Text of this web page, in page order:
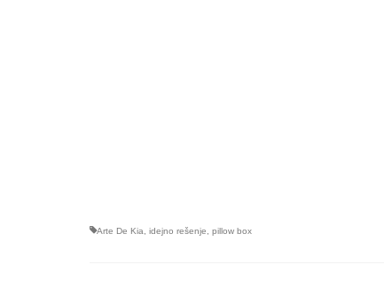
Arte De Kia idejno rešenje pillow box